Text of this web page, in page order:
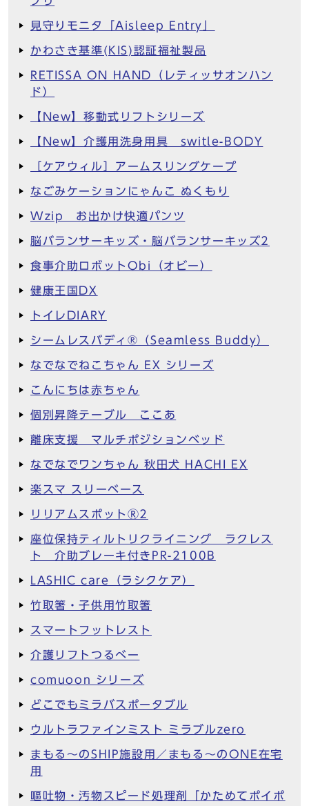
見守りモニタ「Aisleep Entry」
かわさき基準(KIS)認証福祉製品
RETISSA ON HAND（レティッサオンハン
ド）
【New】移動式リフトシリーズ
【New】介護用洗身用具 switle-BODY
［ケアウィル］アームスリングケープ
なごみケーションにゃんこ ぬくもり
Wzip お出かけ快適パンツ
脳バランサーキッズ・脳バランサーキッズ2
食事介助ロボットObi（オビー）
健康王国DX
トイレDIARY
シームレスバディ®︎（Seamless Buddy）
なでなでねこちゃん EX シリーズ
こんにちは赤ちゃん
個別昇降テーブル ここあ
離床支援 マルチポジションベッド
なでなでワンちゃん 秋田犬 HACHI EX
楽スマ スリーベース
リリアムスポットⓇ2
座位保持ティルトリクライニング ラクレス
ト 介助ブレーキ付きPR-2100B
LASHIC care（ラシクケア）
竹取箸・子供用竹取箸
スマートフットレスト
介護リフトつるべー
comuoon シリーズ
どこでもミラバスポータブル
ウルトラファインミスト ミラブルzero
まもる～のSHIP施設用／まもる～のONE在宅
用
嘔吐物・汚物スピード処理剤「かためてポイポ